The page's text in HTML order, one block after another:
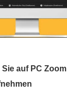
auf PC Zoom